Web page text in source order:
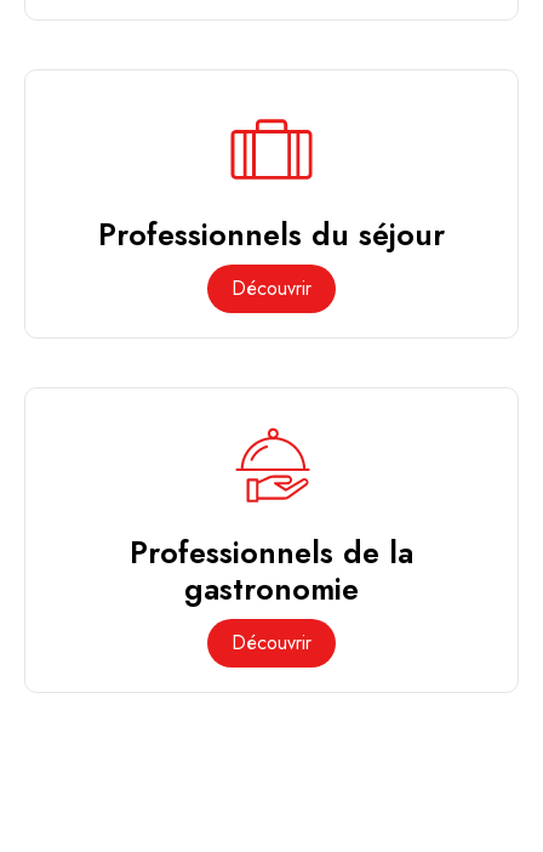
Professionnels du séjour
Découvrir
Professionnels de la
gastronomie
Découvrir